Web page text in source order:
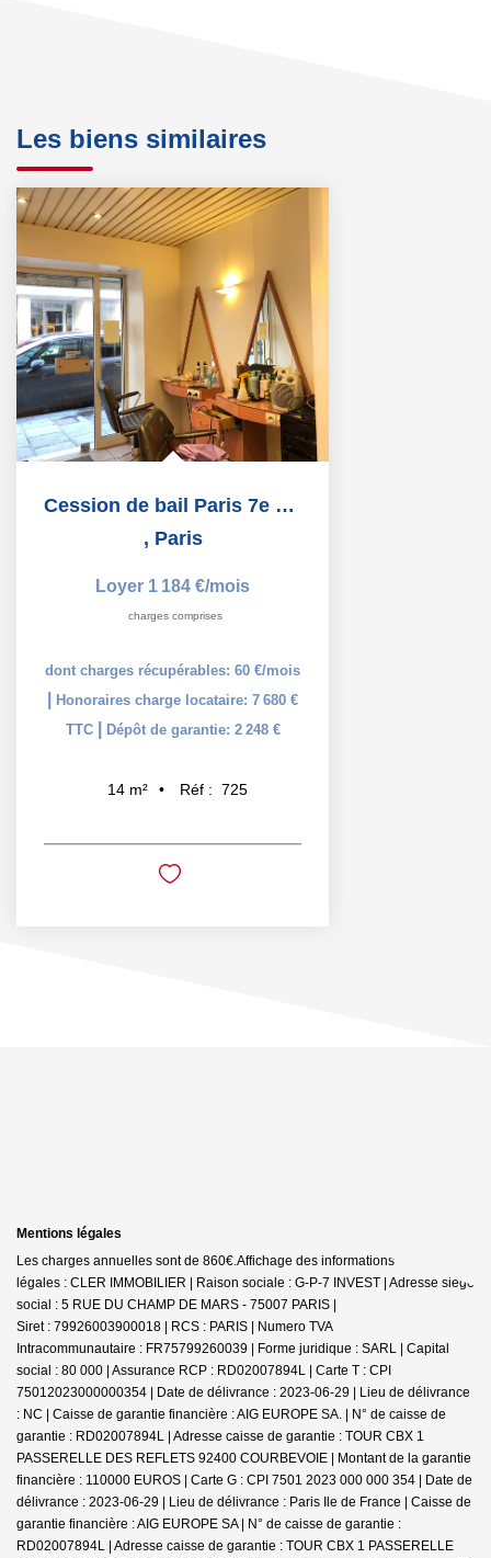
Les biens similaires
Cession de bail Paris 7e Ecole Militaire
, Paris
Loyer 1 184 €/mois
charges comprises
dont charges récupérables: 60 €/mois
Honoraires charge locataire: 7 680 €
TTC
Dépôt de garantie: 2 248 €
14 m² Réf : 725
Mentions légales
Les charges annuelles sont de 860€.Affichage des informations
légales : CLER IMMOBILIER | Raison sociale : G-P-7 INVEST | Adresse siège
social : 5 RUE DU CHAMP DE MARS - 75007 PARIS |
Siret : 79926003900018 | RCS : PARIS | Numero TVA
Intracommunautaire : FR75799260039 | Forme juridique : SARL | Capital
social : 80 000 | Assurance RCP : RD02007894L | Carte T : CPI
75012023000000354 | Date de délivrance : 2023-06-29 | Lieu de délivrance
: NC | Caisse de garantie financière : AIG EUROPE SA. | N° de caisse de
garantie : RD02007894L | Adresse caisse de garantie : TOUR CBX 1
PASSERELLE DES REFLETS 92400 COURBEVOIE | Montant de la garantie
financière : 110000 EUROS | Carte G : CPI 7501 2023 000 000 354 | Date de
délivrance : 2023-06-29 | Lieu de délivrance : Paris Ile de France | Caisse de
garantie financière : AIG EUROPE SA | N° de caisse de garantie :
RD02007894L | Adresse caisse de garantie : TOUR CBX 1 PASSERELLE